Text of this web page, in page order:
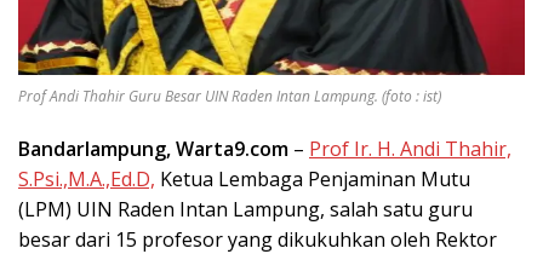
Prof Andi Thahir Guru Besar UIN Raden Intan Lampung. (foto : ist)
Bandarlampung, Warta9.com – Prof Ir. H. Andi Thahir,
S.Psi.,M.A.,Ed.D, Ketua Lembaga Penjaminan Mutu
(LPM) UIN Raden Intan Lampung, salah satu guru
besar dari 15 profesor yang dikukuhkan oleh Rektor